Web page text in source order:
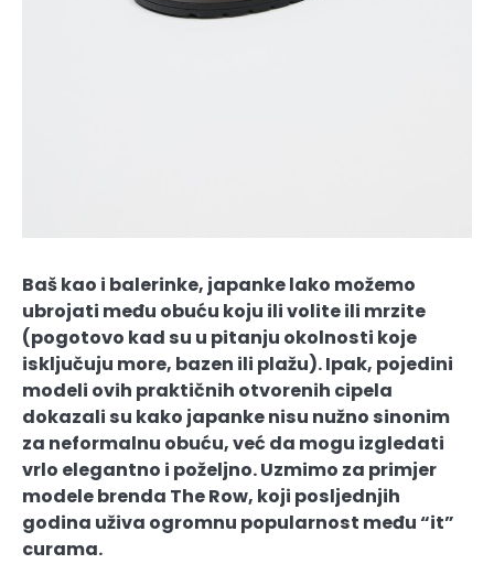
Baš kao i balerinke, japanke lako možemo
ubrojati među obuću koju ili volite ili mrzite
(pogotovo kad su u pitanju okolnosti koje
isključuju more, bazen ili plažu). Ipak, pojedini
modeli ovih praktičnih otvorenih cipela
dokazali su kako japanke nisu nužno sinonim
za neformalnu obuću, već da mogu izgledati
vrlo elegantno i poželjno. Uzmimo za primjer
modele brenda The Row, koji posljednjih
godina uživa ogromnu popularnost među “it”
curama.